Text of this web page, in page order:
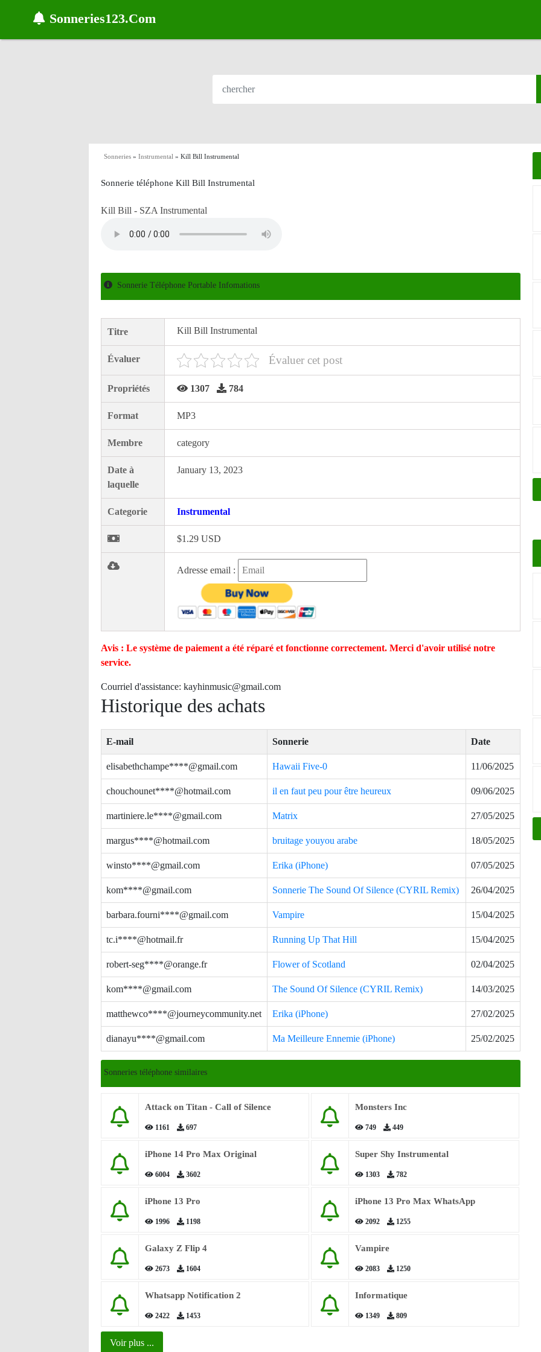
Sonneries123.Com
Sonneries » Instrumental » Kill Bill Instrumental
Sonnerie téléphone Kill Bill Instrumental
Kill Bill - SZA Instrumental
Sonnerie Téléphone Portable Infomations
Titre Kill Bill Instrumental
Évaluer Évaluer cet post
Propriétés 1307 784
Format MP3
Membre category
Date à
laquelle
January 13, 2023
Categorie Instrumental
$1.29 USD
Adresse email :
Avis : Le système de paiement a été réparé et fonctionne correctement. Merci d'avoir utilisé notre
service.
Courriel d'assistance: kayhinmusic@gmail.com
Historique des achats
E-mail Sonnerie Date
elisabethchampe****@gmail.com Hawaii Five-0 11/06/2025
chouchounet****@hotmail.com il en faut peu pour être heureux 09/06/2025
martiniere.le****@gmail.com Matrix 27/05/2025
margus****@hotmail.com bruitage youyou arabe 18/05/2025
winsto****@gmail.com Erika (iPhone) 07/05/2025
kom****@gmail.com Sonnerie The Sound Of Silence (CYRIL Remix) 26/04/2025
barbara.fourni****@gmail.com Vampire 15/04/2025
tc.i****@hotmail.fr Running Up That Hill 15/04/2025
robert-seg****@orange.fr Flower of Scotland 02/04/2025
kom****@gmail.com The Sound Of Silence (CYRIL Remix) 14/03/2025
matthewco****@journeycommunity.net Erika (iPhone) 27/02/2025
dianayu****@gmail.com Ma Meilleure Ennemie (iPhone) 25/02/2025
Sonneries téléphone similaires
Attack on Titan - Call of Silence
1161 697
Monsters Inc
749 449
iPhone 14 Pro Max Original
6004 3602
Super Shy Instrumental
1303 782
iPhone 13 Pro
1996 1198
iPhone 13 Pro Max WhatsApp
2092 1255
Galaxy Z Flip 4
2673 1604
Vampire
2083 1250
Whatsapp Notification 2
2422 1453
Informatique
1349 809
Voir plus ...